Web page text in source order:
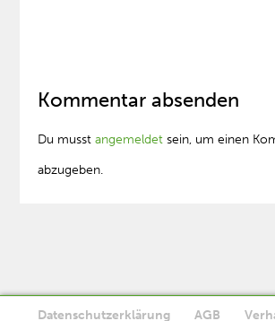
Kommentar absenden
Du musstangemeldet sein, um einen
abzugeben.
Datenschutzerklärung AGB